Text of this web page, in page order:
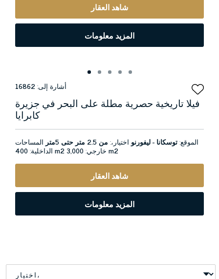
شاهد العقار
المزيد معلومات
أشارة إلى:16862
فيلا تاريخية حصرية مطلة على البحر في جزيرة
كابرايا
الموقع:توسكانا - ليفورنو اختيار،: من 2.5 متر حتى 5متر المساحات
الداخلية: 400 m2 خارجي: 3,000 m2
شاهد العقار
المزيد معلومات